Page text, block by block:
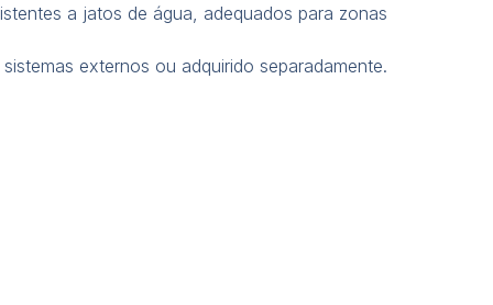
a jatos de água, adequados para zonas
externos ou adquirido separadamente.